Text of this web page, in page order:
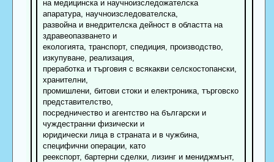
на медицинска и научноизследожателска
апаратура, научноизследователска,
развойна и внедрителска дейност в областта на
здравеопазването и
екологията, транспорт, спедиция, производство,
изкупуване, реализация,
преработка и търговия с всякакви селскостопански,
хранителни,
промишлени, битови стоки и електроника, търговско
представителство,
посредничество и агентство на български и
чуждестранни физически и
юридически лица в страната и в чужбина,
специфични операции, като
реекспорт, бартерни сделки, лизинг и мениджмънт,